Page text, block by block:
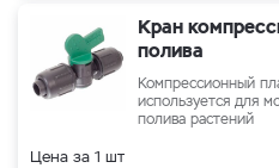
Кран
полива
Компрессионный
используется для
полива растений
Цена за 1 шт